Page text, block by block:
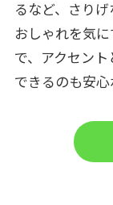
るなど、さりげ
おしゃれを気
で、アクセン
できるのも安心